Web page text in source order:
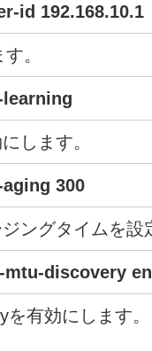
id 192.168.10.1
。
します。
300
ングタイムを設
mtu-discovery
有効にします。